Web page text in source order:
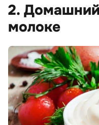
2.
молоке